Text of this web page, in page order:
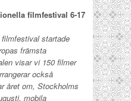
filmfestival 6-17
startade
främsta
visar vi 150 filmer
också
året om, Stockholms
mobila